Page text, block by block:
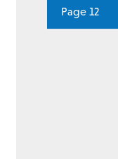
Page 12